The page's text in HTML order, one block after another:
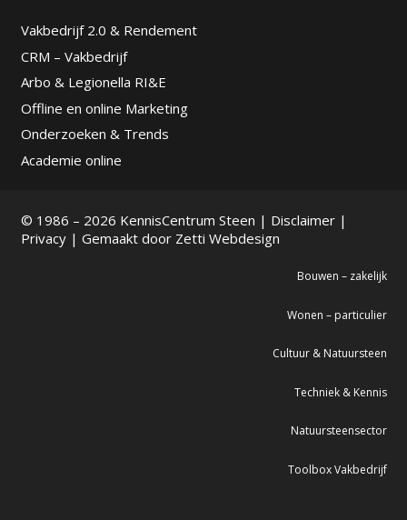
Vakbedrijf 2.0 & Rendement
CRM – Vakbedrijf
Arbo & Legionella RI&E
Offline en online Marketing
Onderzoeken & Trends
Academie online
© 1986 – 2026 KennisCentrum Steen | Disclaimer|
Privacy| Gemaakt door Zetti Webdesign
Bouwen – zakelijk
Wonen – particulier
Cultuur & Natuursteen
Techniek & Kennis
Natuursteensector
Toolbox Vakbedrijf